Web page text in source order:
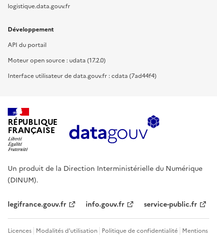
logistique.data.gouv.fr
Développement
API du portail
Moteur open source : udata (17.2.0)
Interface utilisateur de data.gouv.fr : cdata (7ad44f4)
RÉPUBLIQUE
FRANÇAISE
Un produit de la Direction Interministérielle du Numérique
(DINUM).
legifrance.gouv.fr info.gouv.fr service-public.fr
Licences Modalités d'utilisation Politique de confidentialité Mentions